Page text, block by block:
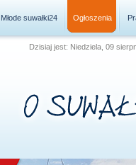
Młode suwałki24 Ogłoszenia
Dzisiaj jest: Niedziela, 09